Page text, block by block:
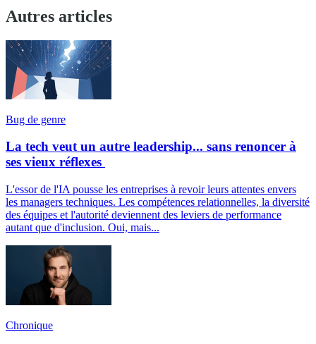
Autres articles
Bug de genre
La tech veut un autre leadership... sans renoncer à
ses vieux réflexes
L'essor de l'IA pousse les entreprises à revoir leurs attentes envers
les managers techniques. Les compétences relationnelles, la diversité
des équipes et l'autorité deviennent des leviers de performance
autant que d'inclusion. Oui, mais...
Chronique